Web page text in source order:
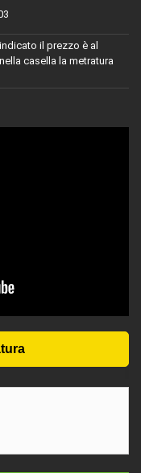
il prezzo è al
casella la metratura